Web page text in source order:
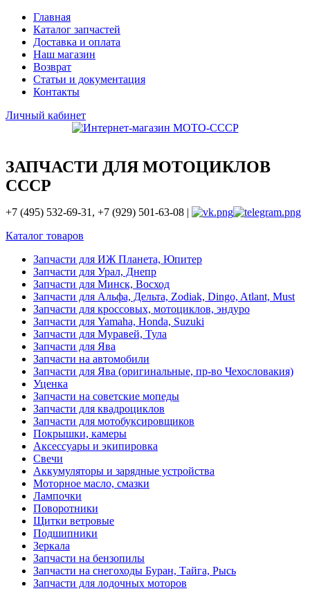
Главная
Каталог запчастей
Доставка и оплата
Наш магазин
Возврат
Статьи и документация
Контакты
Личный кабинет
ЗАПЧАСТИ ДЛЯ МОТОЦИКЛОВ
СССР
+7 (495) 532-69-31, +7 (929) 501-63-08 |
Каталог товаров
Запчасти для ИЖ Планета, Юпитер
Запчасти для Урал, Днепр
Запчасти для Минск, Восход
Запчасти для Альфа, Дельта, Zodiak, Dingo, Atlant, Must
Запчасти для кроссовых, мотоциклов, эндуро
Запчасти для Yamaha, Honda, Suzuki
Запчасти для Муравей, Тула
Запчасти для Ява
Запчасти на автомобили
Запчасти для Ява (оригинальные, пр-во Чехословакия)
Уценка
Запчасти на советские мопеды
Запчасти для квадроциклов
Запчасти для мотобуксировщиков
Покрышки, камеры
Аксессуары и экипировка
Свечи
Аккумуляторы и зарядные устройства
Моторное масло, смазки
Лампочки
Поворотники
Щитки ветровые
Подшипники
Зеркала
Запчасти на бензопилы
Запчасти на снегоходы Буран, Тайга, Рысь
Запчасти для лодочных моторов